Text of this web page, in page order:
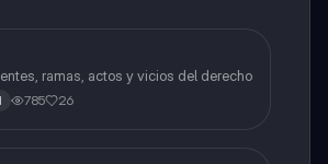
ramas, actos y vicios del derecho
785 26